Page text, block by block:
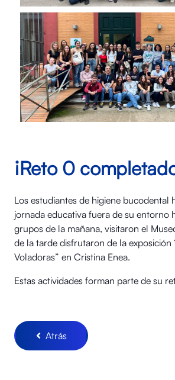
¡Reto 0
Los estudiantes de higiene bucodental
jornada educativa fuera de su entorno
grupos de la mañana, visitaron el
de la tarde disfrutaron de la exposición
Voladoras” en Cristina Enea.
Estas actividades forman parte de su
Atrás